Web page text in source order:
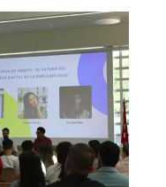
al empleo:
con futuro